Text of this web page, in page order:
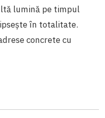
lumină pe timpul
în totalitate.
concrete cu